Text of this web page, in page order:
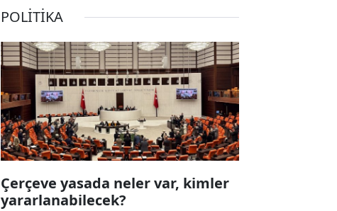
POLİTİKA
Çerçeve yasada neler var, kimler
yararlanabilecek?